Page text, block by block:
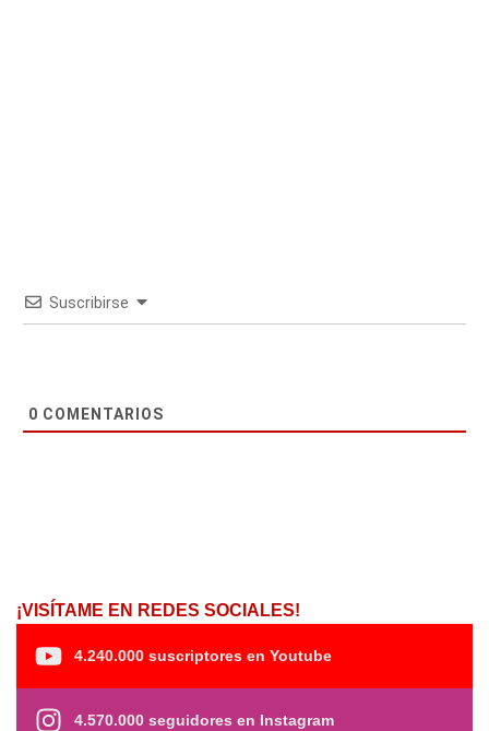
Suscribirse
0 COMENTARIOS
¡VISÍTAME EN REDES SOCIALES!
4.240.000 suscriptores en Youtube
4.570.000 seguidores en Instagram